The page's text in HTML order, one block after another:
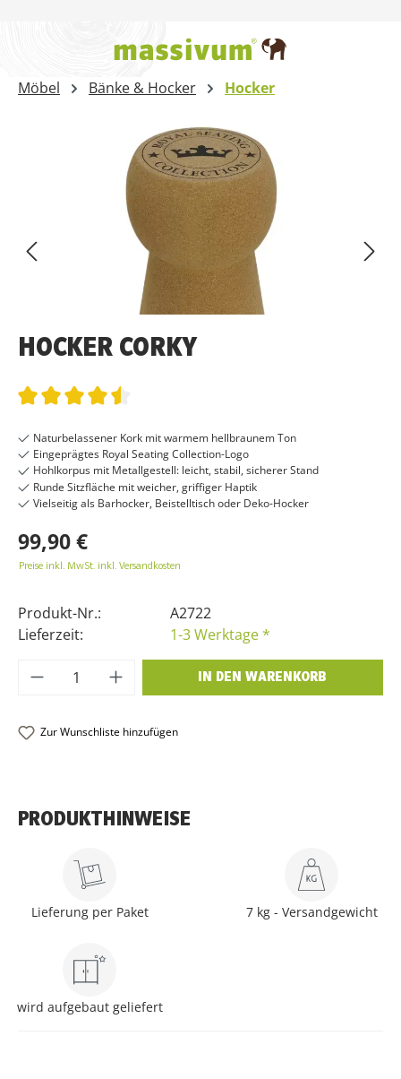
Möbel Bänke & Hocker
Hocker
Bildergalerie überspringen
HOCKER CORKY
Naturbelassener Kork mit warmem hellbraunem Ton
Eingeprägtes Royal Seating Collection-Logo
Hohlkorpus mit Metallgestell: leicht, stabil, sicherer Stand
Runde Sitzfläche mit weicher, griffiger Haptik
Vielseitig als Barhocker, Beistelltisch oder Deko-Hocker
99,90 €
Preise inkl. MwSt. inkl. Versandkosten
Produkt-Nr.:
A2722
Lieferzeit:
1-3 Werktage *
Produkt Anzahl: Gib den gewünschten
IN DEN WARENKORB
Zur Wunschliste hinzufügen
PRODUKTHINWEISE
Lieferung per Paket 7 kg - Versandgewicht
wird aufgebaut geliefert